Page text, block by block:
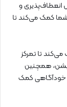
انعطاف‌پذیری و
کمک می‌کند تا
تا تمرکز
همچنین
خودآگاهی کمک